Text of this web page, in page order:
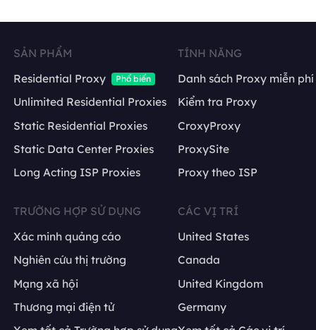
SẢN PHẨM
Residential Proxy
Phổ biến
Unlimited Residential Proxies
Static Residential Proxies
Static Data Center Proxies
Long Acting ISP Proxies
TÍNH NĂNG
Danh sách Proxy miễn phí
Kiểm tra Proxy
CroxyProxy
ProxySite
Proxy theo ISP
TRƯỜNG HỢP SỬ DỤNG
Xác minh quảng cáo
Nghiên cứu thị trường
Mạng xã hội
Thương mại điện tử
CÁC VỊ TRÍ
United States
Canada
United Kingdom
Germany